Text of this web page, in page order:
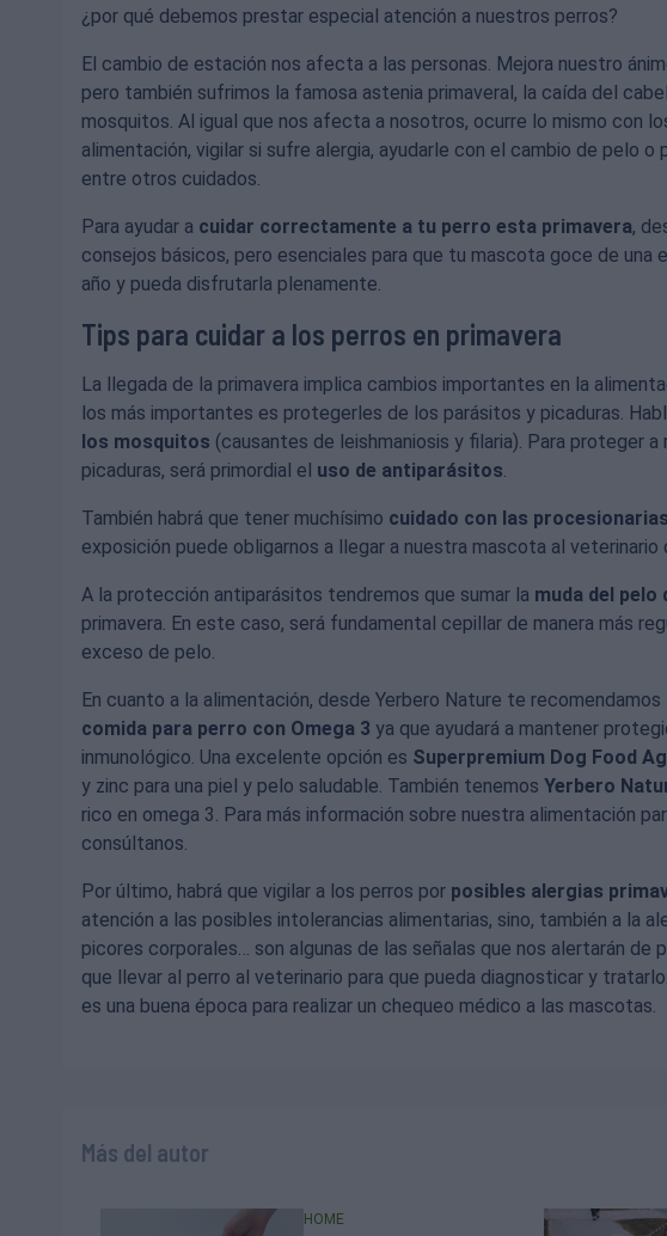
¿por qué debemos prestar especial atención a nuestros perros?
El cambio de estación nos afecta a las personas. Mejora nuestro
pero también sufrimos la famosa astenia primaveral, la caída del
mosquitos. Al igual que nos afecta a nosotros, ocurre lo mismo con
alimentación, vigilar si sufre alergia, ayudarle con el cambio de pelo
entre otros cuidados.
Para ayudar a cuidar correctamente a tu perro esta primavera,
consejos básicos, pero esenciales para que tu mascota goce de
año y pueda disfrutarla plenamente.
Tips para cuidar a los perros en primavera
La llegada de la primavera implica cambios importantes en la
los más importantes es protegerles de los parásitos y picaduras.
los mosquitos (causantes de leishmaniosis y filaria). Para proteger
picaduras, será primordial el uso de antiparásitos.
También habrá que tener muchísimo cuidado con las
exposición puede obligarnos a llegar a nuestra mascota al veterinario
A la protección antiparásitos tendremos que sumar la muda del pelo
primavera. En este caso, será fundamental cepillar de manera más
exceso de pelo.
En cuanto a la alimentación, desde Yerbero Nature te recomendamos
comida para perro con Omega 3 ya que ayudará a mantener
inmunológico. Una excelente opción es Superpremium Dog Food
y zinc para una piel y pelo saludable. También tenemos Yerbero
rico en omega 3. Para más información sobre nuestra alimentación
consúltanos.
Por último, habrá que vigilar a los perros por posibles alergias
atención a las posibles intolerancias alimentarias, sino, también a la
picores corporales… son algunas de las señalas que nos alertarán de
que llevar al perro al veterinario para que pueda diagnosticar y
es una buena época para realizar un chequeo médico a las mascotas.
Más del autor
HOME